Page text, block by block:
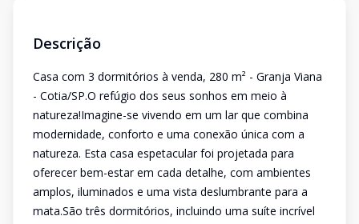
Descrição
Casa com 3 dormitórios à venda, 280 m² - Granja Viana
- Cotia/SP.O refúgio dos seus sonhos em meio à
natureza!Imagine-se vivendo em um lar que combina
modernidade, conforto e uma conexão única com a
natureza. Esta casa espetacular foi projetada para
oferecer bem-estar em cada detalhe, com ambientes
amplos, iluminados e uma vista deslumbrante para a
mata.São três dormitórios, incluindo uma suíte incrível